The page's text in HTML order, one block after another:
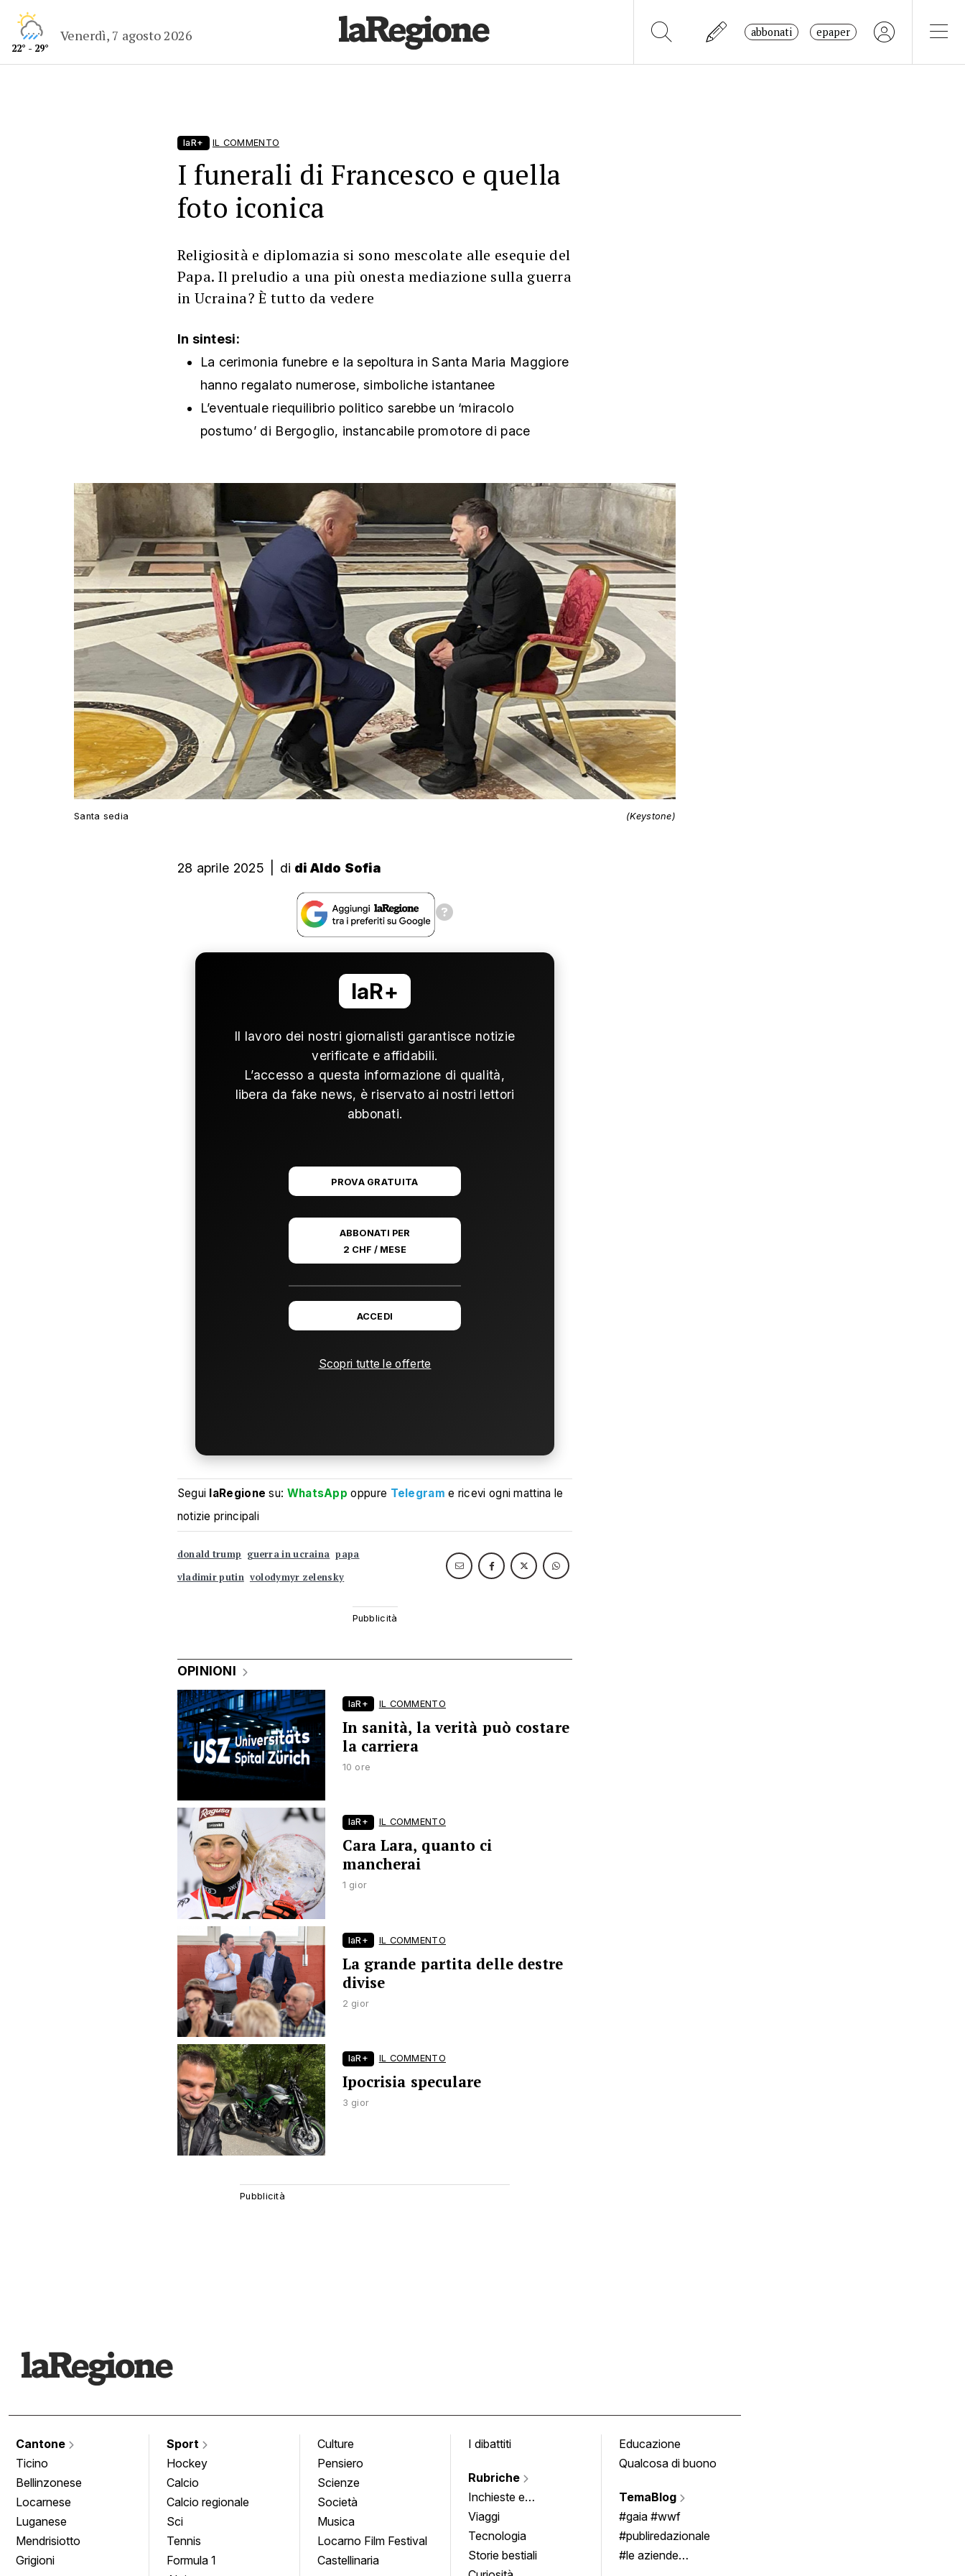
22° - 29°
Venerdì, 7 agosto 2026 abbonati epaper
laR+ IL COMMENTO
I funerali di Francesco e quella
foto iconica
Religiosità e diplomazia si sono mescolate alle esequie del
Papa. Il preludio a una più onesta mediazione sulla guerra
in Ucraina? È tutto da vedere
In sintesi:
La cerimonia funebre e la sepoltura in Santa Maria Maggiore
hanno regalato numerose, simboliche istantanee
L’eventuale riequilibrio politico sarebbe un ‘miracolo
postumo’ di Bergoglio, instancabile promotore di pace
Santa sedia (Keystone)
28 aprile 2025 di di Aldo Sofia
laR+
Il lavoro dei nostri giornalisti garantisce notizie
verificate e affidabili.
L’accesso a questa informazione di qualità,
libera da fake news, è riservato ai nostri lettori
abbonati.
PROVA GRATUITA
ABBONATI PER
2 CHF / MESE
ACCEDI
Scopri tutte le offerte
Segui laRegione su: WhatsApp oppure Telegram e ricevi ogni mattina le
notizie principali
donald trump guerra in ucraina papa
vladimir putin volodymyr zelensky
OPINIONI
laR+ IL COMMENTO
In sanità, la verità può costare
la carriera
10 ore
laR+ IL COMMENTO
Cara Lara, quanto ci
mancherai
1 gior
laR+ IL COMMENTO
La grande partita delle destre
divise
2 gior
laR+ IL COMMENTO
Ipocrisia speculare
3 gior
Cantone
Ticino
Bellinzonese
Locarnese
Luganese
Mendrisiotto
Grigioni
Sport
Hockey
Calcio
Calcio regionale
Sci
Tennis
Formula 1
Culture
Pensiero
Scienze
Società
Musica
Locarno Film Festival
Castellinaria
I dibattiti
Rubriche
Inchieste e
approfondimenti
Viaggi
Tecnologia
Storie bestiali
Educazione
Qualcosa di buono
TemaBlog
#gaia #wwf
#publiredazionale
#le aziende